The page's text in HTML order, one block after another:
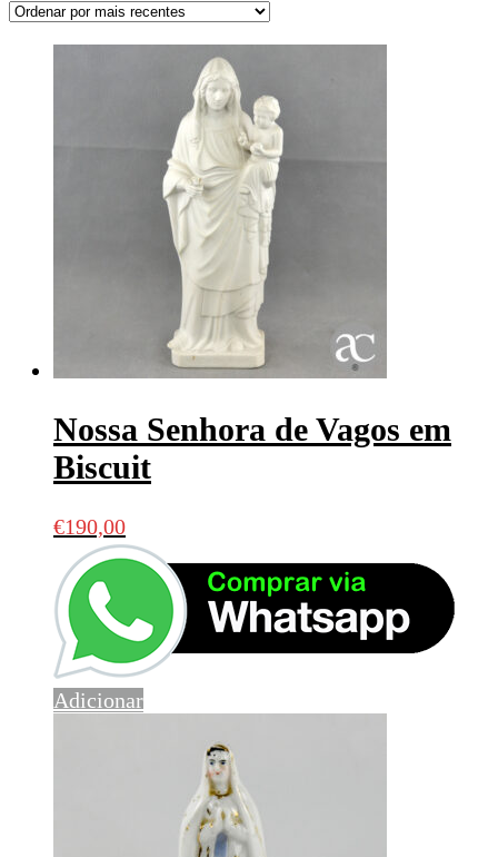
Nossa Senhora de Vagos em
Biscuit
€190,00
Adicionar